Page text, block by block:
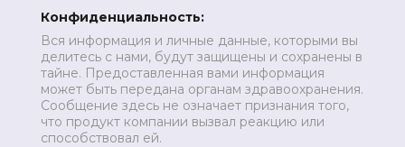
Конфиденциальность:
Вся информация и личные данные, которыми вы
делитесь с нами, будут защищены и сохранены в
тайне. Предоставленная вами информация
может быть передана органам здравоохранения.
Сообщение здесь не означает признания того,
что продукт компании вызвал реакцию или
способствовал ей.